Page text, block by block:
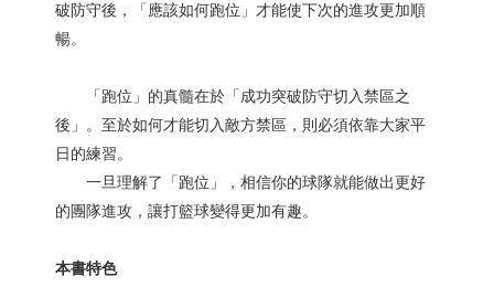
破防守後，「應該如何跑位」才能使下次的進攻更加順
暢。
「跑位」的真髓在於「成功突破防守切入禁區之
後」。至於如何才能切入敵方禁區，則必須依靠大家平
日的練習。
一旦理解了「跑位」，相信你的球隊就能做出更好
的團隊進攻，讓打籃球變得更加有趣。
本書特色